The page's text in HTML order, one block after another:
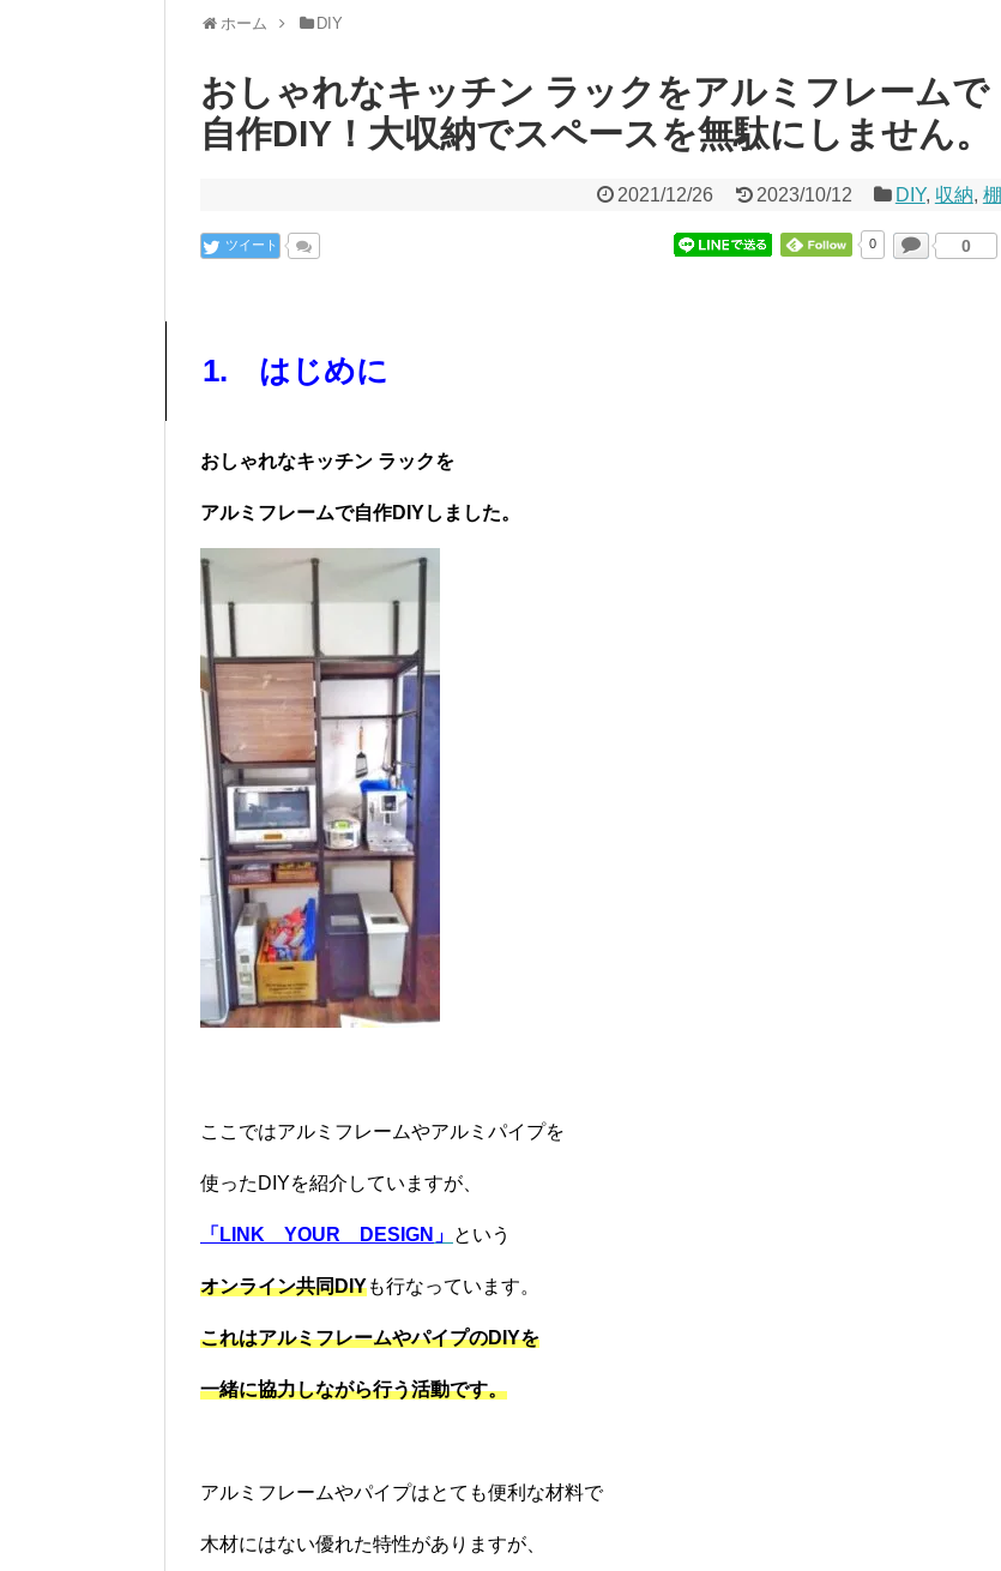
ホーム DIY
おしゃれなキッチン ラックをアルミフレームで
自作DIY！大収納でスペースを無駄にしません。
2021/12/26 2023/10/12 DIY, 収納, 棚
ツイート 0 0
1. はじめに
おしゃれなキッチン ラックを
アルミフレームで自作DIYしました。
ここではアルミフレームやアルミパイプを
使ったDIYを紹介していますが、
「 LINK YOUR DESIGN 」 という
オンライン共同DIYも行なっています。
これはアルミフレームやパイプのDIYを
一緒に協力しながら行う活動です。
アルミフレームやパイプはとても便利な材料で
木材にはない優れた特性がありますが、